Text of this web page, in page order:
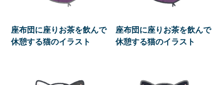
座布団に座りお茶を飲んで
休憩する猫のイラスト
座布団に座りお茶を飲んで
休憩する猫のイラスト